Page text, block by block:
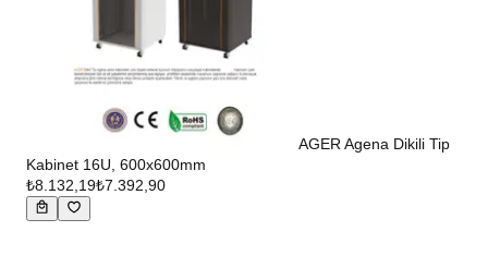
AGER Agena Dikili Tip
Kabinet 16U, 600x600mm
₺8.132,19₺7.392,90